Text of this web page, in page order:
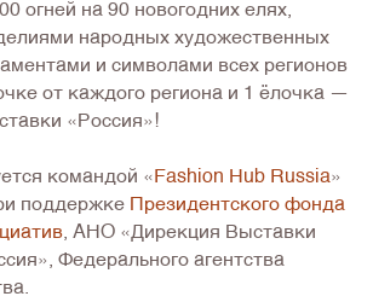
огней на 90 новогодних елях,
народных художественных
и символами всех регионов
от каждого региона и 1 ёлочка —
«Россия»!
командой « Fashion Hub Russia»
поддержке
Президентского фонда
, АНО «Дирекция Выставки
Федерального агентства